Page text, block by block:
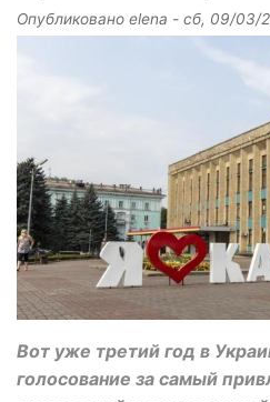
Опубликовано elena - сб, 09/03/
Вот уже третий год в
голосование за самый